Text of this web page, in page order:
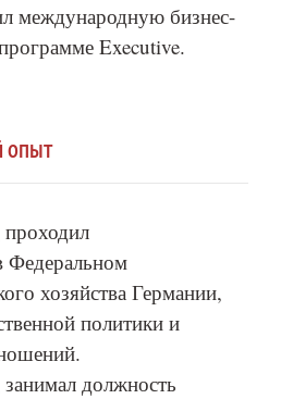
международную бизнес-
Executive.
опыт
Федеральном
хозяйства Германии,
политики и
должность